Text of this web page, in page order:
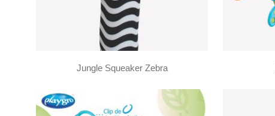
Jungle Squeaker Zebra